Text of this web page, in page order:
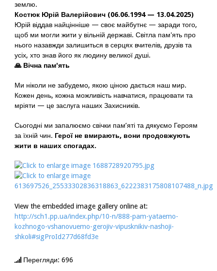
землю.
Костюк Юрій Валерійович (06.06.1994 — 13.04.2025)
Юрій віддав найцінніше — своє майбутнє — заради того,
щоб ми могли жити у вільній державі. Світла пам'ять про
нього назавжди залишиться в серцях вчителів, друзів та
усіх, хто знав його як людину великої душі.
🙏 Вічна пам'ять
Ми ніколи не забудемо, якою ціною дається наш мир.
Кожен день, кожна можливість навчатися, працювати та
мріяти — це заслуга наших Захисників.
Сьогодні ми запалюємо свічки пам’яті та дякуємо Героям
за їхній чин. Герої не вмирають, вони продовжують
жити в наших спогадах.
View the embedded image gallery online at:
http://sch1.pp.ua/index.php/10-n/888-pam-yataemo-
kozhnogo-vshanovuemo-gerojiv-vipusknikiv-nashoji-
shkoli#sigProId277d68fd3e
Перегляди: 696